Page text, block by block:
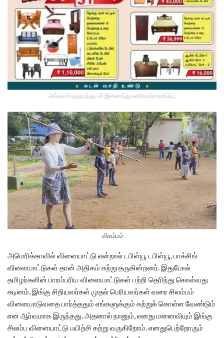
அங்குசம் குழுமத்துடன் இணைந்து பணியாற்ற வாய்ப்பு.
சிலம்பம்
அமெரிக்காவில் விளையாட்டு என்றால் டபிள்யூ டபிள்யூ, பாக்சிங்
விளையாட்டுகள் தான் அதிகம் கற்று தருகின்றனர். இதுபோல்
தமிழர்களின் பாரம்பரிய விளையாட்டுகள் பற்றி தெரிந்து கொள்வது
கடினம். இங்கு சிறியவர்கள் முதல் பெரியவர்கள் வரை சிலம்பம்
விளையாடுவதை பார்த்ததும் எங்களுக்கும் கற்றுக் கொள்ள வேண்டும்
என ஆர்வமாக இருந்தது. அதனால் நானும், எனது மனைவியும் இங்கு
சிலம்ப விளையாட்டு பயிற்சி கற்று வருகிறோம். எனதுபெற்றோரும்